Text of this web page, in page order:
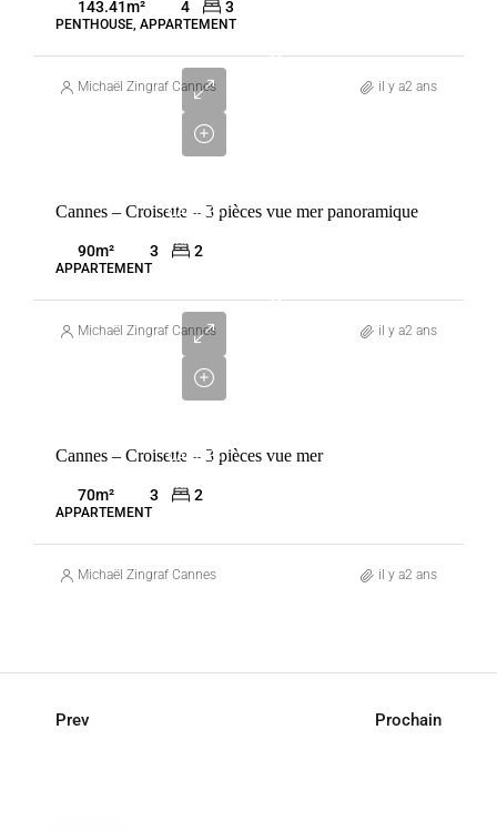
143.41m² 4 3
PENTHOUSE, APPARTEMENT
Michaël Zingraf Cannes il y a2 ans
CANNES
FRANCE
3
Cannes – Croisette – 3 pièces vue mer panoramique
90m² 3 2
APPARTEMENT
Michaël Zingraf Cannes il y a2 ans
CANNES
FRANCE
2
Cannes – Croisette – 3 pièces vue mer
70m² 3 2
APPARTEMENT
Michaël Zingraf Cannes il y a2 ans
Prev Prochain